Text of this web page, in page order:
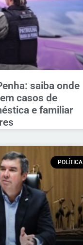
saiba onde
casos de
e familiar
POLÍTICA